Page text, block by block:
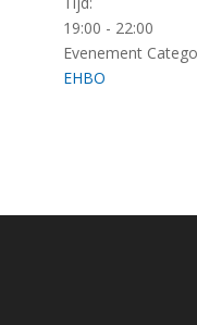
19:00 - 22:00
Evenement
EHBO